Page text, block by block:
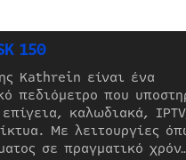
150
Kathrein είναι ένα
πεδιόμετρο που
καλωδιακά,
Με λειτουργίες
σε πραγματικό